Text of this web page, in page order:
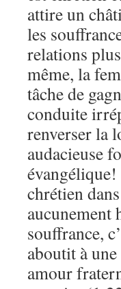
attire un
les
relations
même, la
tâche de
conduite
renverser la
audacieuse
chrétien
aucunement
souffrance,
aboutit à
amour